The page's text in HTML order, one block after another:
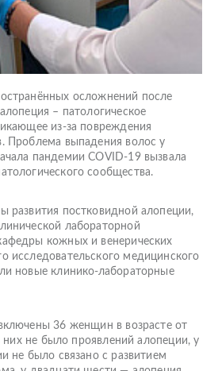
осложнений после
– патологическое
из-за повреждения
Проблема выпадения волос у
пандемии COVID-19 вызвала
сообщества.
развития постковидной алопеции,
лабораторной
кожных и венерических
исследовательского медицинского
новые клинико-лабораторные
36 женщин в возрасте от
них не было проявлений алопеции, у
не было связано с развитием